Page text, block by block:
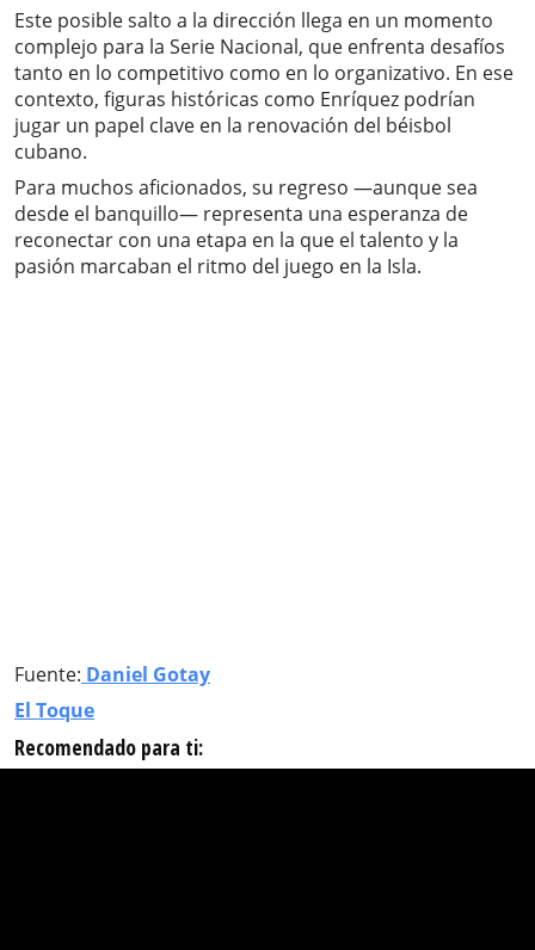
Este posible salto a la dirección llega en un momento
complejo para la Serie Nacional, que enfrenta desafíos
tanto en lo competitivo como en lo organizativo. En ese
contexto, figuras históricas como Enríquez podrían
jugar un papel clave en la renovación del béisbol
cubano.
Para muchos aficionados, su regreso —aunque sea
desde el banquillo— representa una esperanza de
reconectar con una etapa en la que el talento y la
pasión marcaban el ritmo del juego en la Isla.
Fuente: Daniel Gotay
El Toque
Recomendado para ti: